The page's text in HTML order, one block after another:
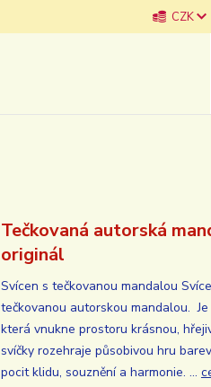
CZK
Tečkovaná autorská
originál
Svícen s tečkovanou mandalou
tečkovanou autorskou mandalou.
která vnukne prostoru krásnou,
svíčky rozehraje působivou hru
pocit klidu, souznění a harmonie. ...